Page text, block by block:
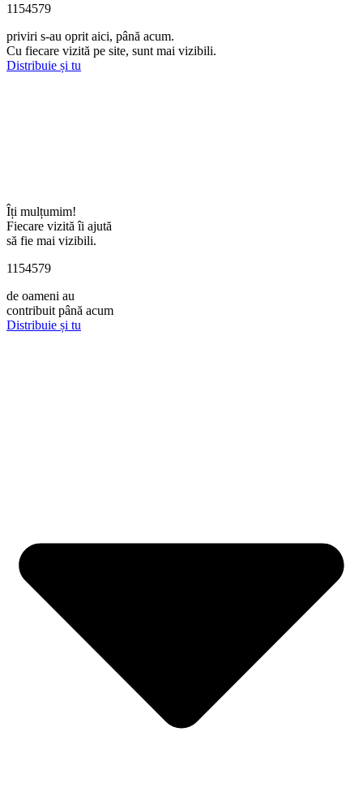
1154579
priviri s-au oprit aici, până acum.
Cu fiecare vizită pe site, sunt mai vizibili.
Distribuie și tu
Îți mulțumim!
Fiecare vizită îi ajută
să fie mai vizibili.
1154579
de oameni au
contribuit până acum
Distribuie și tu